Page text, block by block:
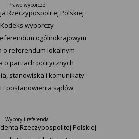
Prawo wyborcze
Rzeczypospolitej Polskiej​
Kodeks wyborczy
ogólnokrajowym
o referendum lokalnym
o partiach politycznych
stanowiska i komunikaty
i postanowienia sądów
Wybory i referenda
Rzeczypospolitej Polskiej